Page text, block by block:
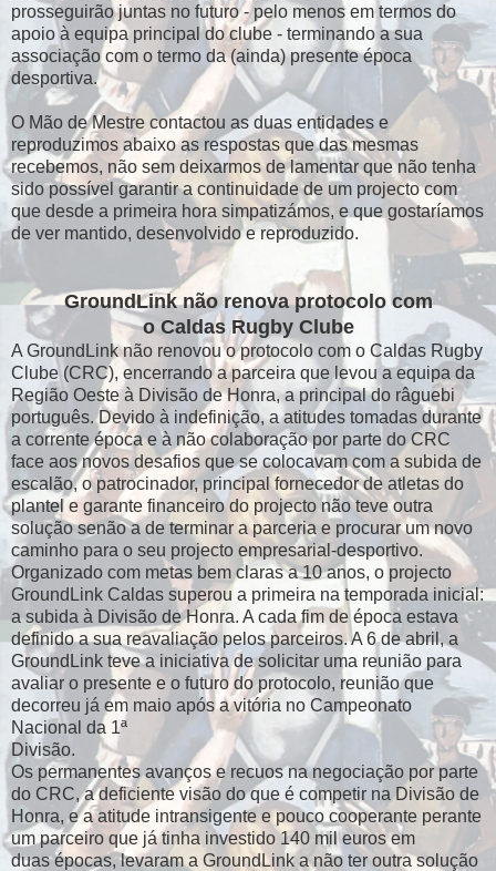
prosseguirão juntas no futuro - pelo menos em termos do
apoio à equipa principal do clube - terminando a sua
associação com o termo da (ainda) presente época
desportiva.
O Mão de Mestre contactou as duas entidades e
reproduzimos abaixo as respostas que das mesmas
recebemos, não sem deixarmos de lamentar que não tenha
sido possível garantir a continuidade de um projecto com
que desde a primeira hora simpatizámos, e que gostaríamos
de ver mantido, desenvolvido e reproduzido.
GroundLink não renova protocolo com
o Caldas Rugby Clube
A GroundLink não renovou o protocolo com o Caldas Rugby
Clube (CRC), encerrando a parceira que levou a equipa da
Região Oeste à Divisão de Honra, a principal do râguebi
português. Devido à indefinição, a atitudes tomadas durante
a corrente época e à não colaboração por parte do CRC
face aos novos desafios que se colocavam com a subida de
escalão, o patrocinador, principal fornecedor de atletas do
plantel e garante financeiro do projecto não teve outra
solução senão a de terminar a parceria e procurar um novo
caminho para o seu projecto empresarial-desportivo.
Organizado com metas bem claras a 10 anos, o projecto
GroundLink Caldas superou a primeira na temporada inicial:
a subida à Divisão de Honra. A cada fim de época estava
definido a sua reavaliação pelos parceiros. A 6 de abril, a
GroundLink teve a iniciativa de solicitar uma reunião para
avaliar o presente e o futuro do protocolo, reunião que
decorreu já em maio após a vitória no Campeonato
Nacional da 1ª
Divisão.
Os permanentes avanços e recuos na negociação por parte
do CRC, a deficiente visão do que é competir na Divisão de
Honra, e a atitude intransigente e pouco cooperante perante
um parceiro que já tinha investido 140 mil euros em
duas épocas, levaram a GroundLink a não ter outra solução